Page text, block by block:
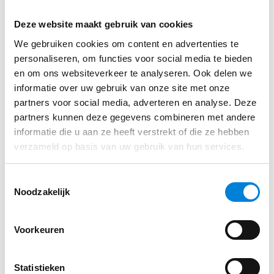
Deze website maakt gebruik van cookies
We gebruiken cookies om content en advertenties te
personaliseren, om functies voor social media te bieden
en om ons websiteverkeer te analyseren. Ook delen we
informatie over uw gebruik van onze site met onze
partners voor social media, adverteren en analyse. Deze
partners kunnen deze gegevens combineren met andere
informatie die u aan ze heeft verstrekt of die ze hebben
verzameld op basis van uw gebruik van hun services.
Noodzakelijk
Voorkeuren
Statistieken
mogelijk!
👉Solliciteer hier direct zonder cv of
motivatiebrief. Jouw sollicitatie wordt doorgezet
naar B&G Hekwerk.
Vul je gegevens in via ons sollicitatie formulier
Solliciteren